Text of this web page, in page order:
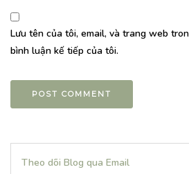
Lưu tên của tôi, email, và trang web
bình luận kế tiếp của tôi.
Theo dõi Blog qua Email